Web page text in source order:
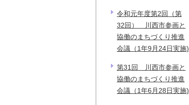
令和元年度第2回（第
32回） 川西市参画と
協働のまちづくり推進
会議（1年9月24日実施)
第31回 川西市参画と
協働のまちづくり推進
会議（1年6月28日実施)